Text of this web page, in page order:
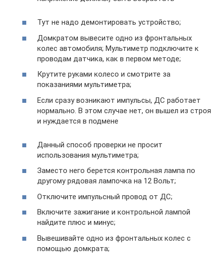
Тут не надо демонтировать устройство;
Домкратом вывесите одно из фронтальных
колес автомобиля; Мультиметр подключите к
проводам датчика, как в первом методе;
Крутите руками колесо и смотрите за
показаниями мультиметра;
Если сразу возникают импульсы, ДС работает
нормально. В этом случае нет, он вышел из строя
и нуждается в подмене
Данный способ проверки не просит
использования мультиметра;
Заместо него берется контрольная лампа по
другому рядовая лампочка на 12 Вольт;
Отключите импульсный провод от ДС;
Включите зажигание и контрольной лампой
найдите плюс и минус;
Вывешивайте одно из фронтальных колес с
помощью домкрата;